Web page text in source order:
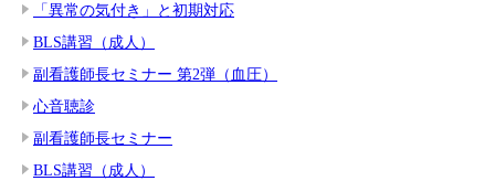
「異常の気付き」と初期対応
BLS講習（成人）
副看護師長セミナー 第2弾（血圧）
心音聴診
副看護師長セミナー
BLS講習（成人）